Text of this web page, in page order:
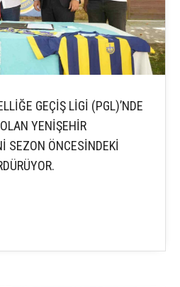
GEÇİŞ LİGİ (PGL)’NDE
YENİŞEHİR
SEZON ÖNCESİNDEKİ